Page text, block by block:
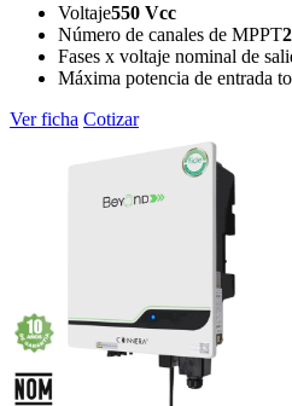
Voltaje550 Vcc
Número de canales de MPPT2
Fases x voltaje nominal de
Máxima potencia de entrada
Ver ficha Cotizar